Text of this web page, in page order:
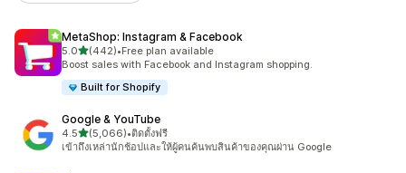
MetaShop: Instagram & Facebook
5.0เต็ม 5 ดาว
(442)
ทั้งหมด 442 รีวิว
•Free plan available
Boost sales with Facebook and Instagram shopping.
Built for Shopify
Google & YouTube
4.5เต็ม 5 ดาว
(5,066)
ทั้งหมด 5066 รีวิว
•ติดตั้งฟรี
เข้าถึงเหล่านักช้อปและให้ผู้คนค้นพบสินค้าของคุณผ่าน Google